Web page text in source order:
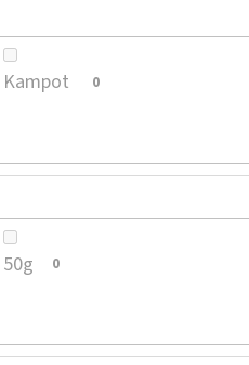
Kampot 0
50g 0